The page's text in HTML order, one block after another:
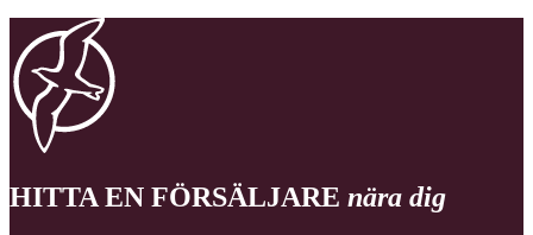
HITTA EN FÖRSÄLJARE nära dig